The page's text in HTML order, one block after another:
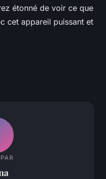
étonné de voir ce que
cet appareil puissant et